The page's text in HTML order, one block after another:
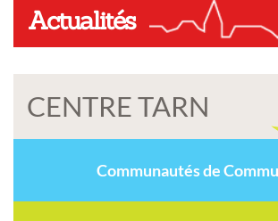
Actualités
CENTRE TARN
Communautés de